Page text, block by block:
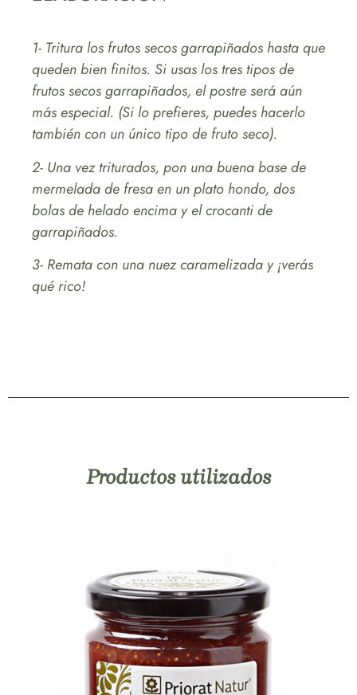
1- Tritura los frutos secos garrapiñados hasta que
queden bien finitos. Si usas los tres tipos de
frutos secos garrapiñados, el postre será aún
más especial. (Si lo prefieres, puedes hacerlo
también con un único tipo de fruto seco).
2- Una vez triturados, pon una buena base de
mermelada de fresa en un plato hondo, dos
bolas de helado encima y el crocanti de
garrapiñados.
3- Remata con una nuez caramelizada y ¡verás
qué rico!
Productos utilizados